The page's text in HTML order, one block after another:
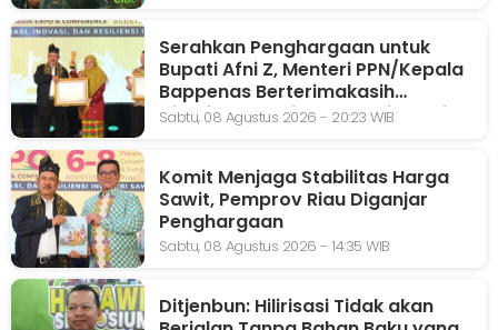
Serahkan Penghargaan untuk
Bupati Afni Z, Menteri PPN/Kepala
Bappenas Berterimakasih
Diceritakan Sejarah Kerajaan Siak
Sabtu, 08 Agustus 2026 - 20:23 WIB
Komit Menjaga Stabilitas Harga
Sawit, Pemprov Riau Diganjar
Penghargaan
Sabtu, 08 Agustus 2026 - 14:35 WIB
Ditjenbun: Hilirisasi Tidak akan